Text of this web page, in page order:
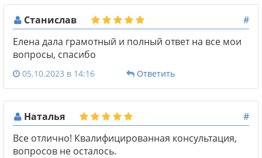
Станислав
#
Елена дала грамотный и полный ответ на все мои
вопросы, спасибо
05.10.2023 в 14:16 Ответить
Наталья
#
Все отлично! Квалифицированная консультация,
вопросов не осталось.